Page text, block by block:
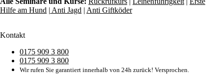
Hilfe am Hund | Anti Jagd | Anti Giftköder
Kontakt
0175 909 3 800
0175 909 3 800
Wir rufen Sie garantiert innerhalb von 24h zurück! Versprochen.